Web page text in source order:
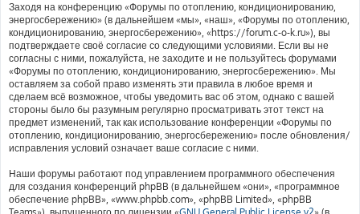
Заходя на конференцию «Форумы по отоплению, кондиционированию,
энергосбережению» (в дальнейшем «мы», «наш», «Форумы по отоплению,
кондиционированию, энергосбережению», «https://forum.c-o-k.ru»), вы
подтверждаете своё согласие со следующими условиями. Если вы не
согласны с ними, пожалуйста, не заходите и не пользуйтесь форумами
«Форумы по отоплению, кондиционированию, энергосбережению». Мы
оставляем за собой право изменять эти правила в любое время и
сделаем всё возможное, чтобы уведомить вас об этом, однако с вашей
стороны было бы разумным регулярно просматривать этот текст на
предмет изменений, так как использование конференции «Форумы по
отоплению, кондиционированию, энергосбережению» после обновления/
исправления условий означает ваше согласие с ними.
Наши форумы работают под управлением программного обеспечения
для создания конференций phpBB (в дальнейшем «они», «программное
обеспечение phpBB», «www.phpbb.com», «phpBB Limited», «phpBB